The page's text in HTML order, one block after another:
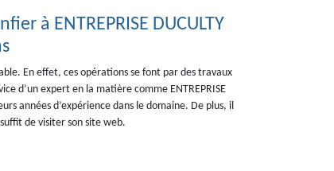
à ENTREPRISE DUCULTY
En effet, ces opérations se font par des travaux
d’un expert en la matière comme ENTREPRISE
années d’expérience dans le domaine. De plus, il
de visiter son site web.